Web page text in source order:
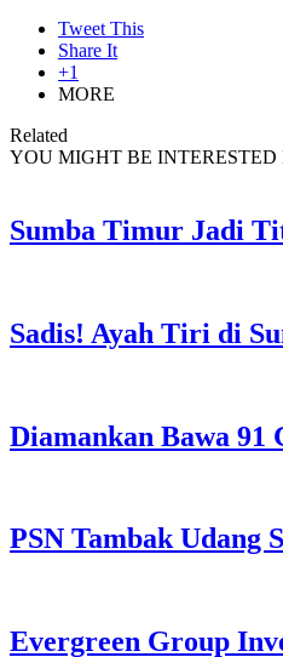
Tweet This
Share It
+1
MORE
Related
YOU MIGHT BE INTERESTED
Sumba Timur Jadi
Sadis! Ayah Tiri di
Diamankan Bawa 91
PSN Tambak Udang
Evergreen Group